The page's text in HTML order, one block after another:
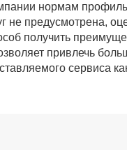
нормам
не предусмотрена,
получить
привлечь
сервиса